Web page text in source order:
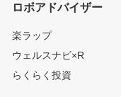
ロボアドバイザー
楽ラップ
ウェルスナビ×R
らくらく投資